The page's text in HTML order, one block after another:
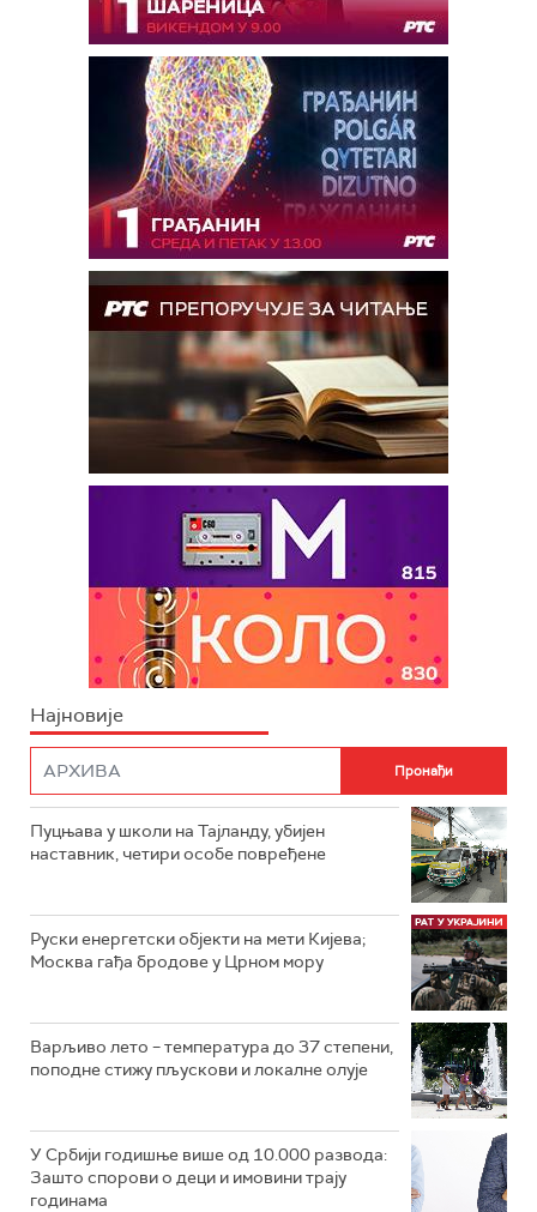
Најновије
Пуцњава у школи на Тајланду, убијен
наставник, четири особе повређене
Руски енергетски објекти на мети Кијева;
Москва гађа бродове у Црном мору
Варљиво лето – температура до 37 степени,
поподне стижу пљускови и локалне олује
У Србији годишње више од 10.000 развода:
Зашто спорови о деци и имовини трају
годинама